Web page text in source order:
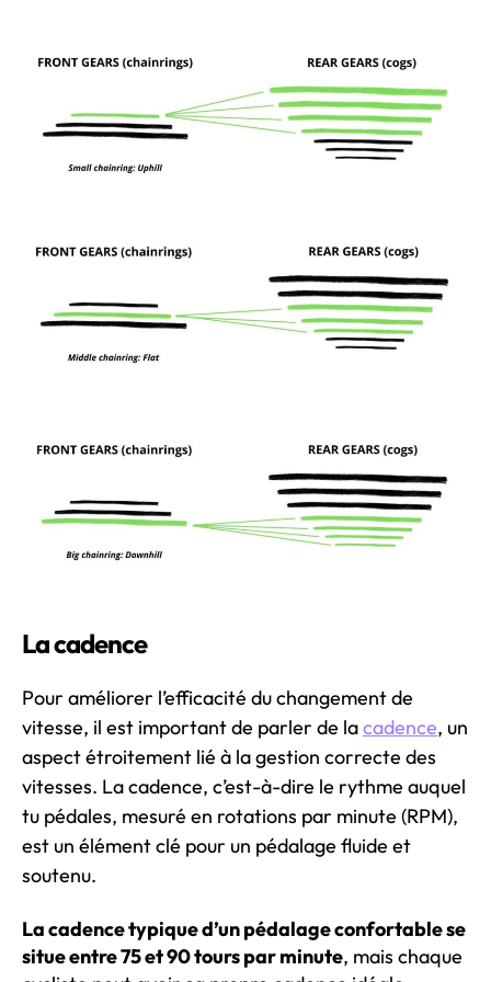
La cadence
Pour améliorer l’efficacité du changement de
vitesse, il est important de parler de lacadence, un
aspect étroitement lié à la gestion correcte des
vitesses. La cadence, c’est-à-dire le rythme auquel
tu pédales, mesuré en rotations par minute (RPM),
est un élément clé pour un pédalage fluide et
soutenu.
La cadence typique d’un pédalage confortable se
situe entre 75 et 90 tours par minute, mais chaque